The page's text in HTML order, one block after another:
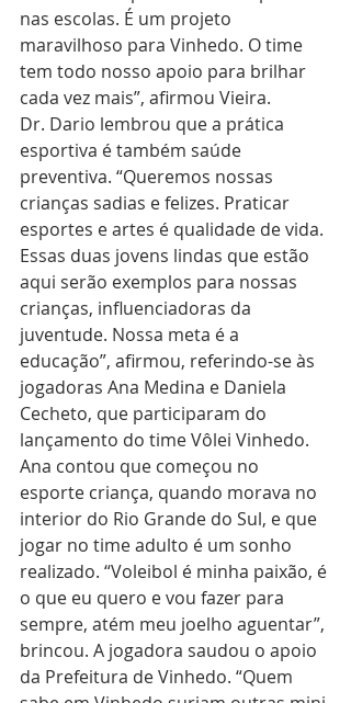
nas escolas. É um projeto
maravilhoso para Vinhedo. O time
tem todo nosso apoio para brilhar
cada vez mais”, afirmou Vieira.
Dr. Dario lembrou que a prática
esportiva é também saúde
preventiva. “Queremos nossas
crianças sadias e felizes. Praticar
esportes e artes é qualidade de vida.
Essas duas jovens lindas que estão
aqui serão exemplos para nossas
crianças, influenciadoras da
juventude. Nossa meta é a
educação”, afirmou, referindo-se às
jogadoras Ana Medina e Daniela
Cecheto, que participaram do
lançamento do time Vôlei Vinhedo.
Ana contou que começou no
esporte criança, quando morava no
interior do Rio Grande do Sul, e que
jogar no time adulto é um sonho
realizado. “Voleibol é minha paixão, é
o que eu quero e vou fazer para
sempre, atém meu joelho aguentar”,
brincou. A jogadora saudou o apoio
da Prefeitura de Vinhedo. “Quem